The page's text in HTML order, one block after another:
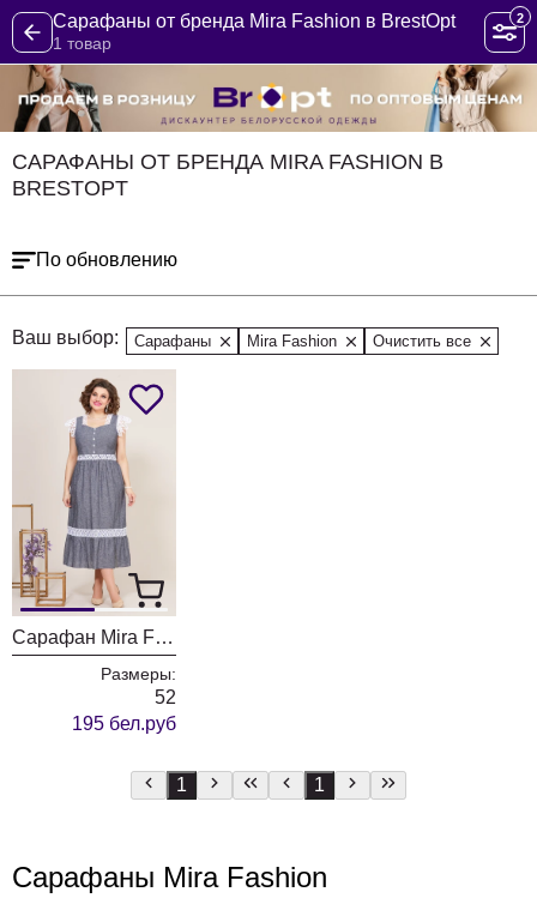
Сарафаны от бренда Mira Fashion в BrestOpt
1 товар
2
САРАФАНЫ ОТ БРЕНДА MIRA FASHION В
BRESTOPT
По обновлению
Ваш выбор: Сарафаны Mira Fashion Очистить все
Сарафан Mira Fashion 5249
Размеры:
52
195 бел.руб
1 1
Сарафаны Mira Fashion